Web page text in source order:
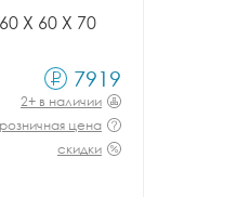
X 60 X 70
7919
2+ в наличии
розничная цена
скидки